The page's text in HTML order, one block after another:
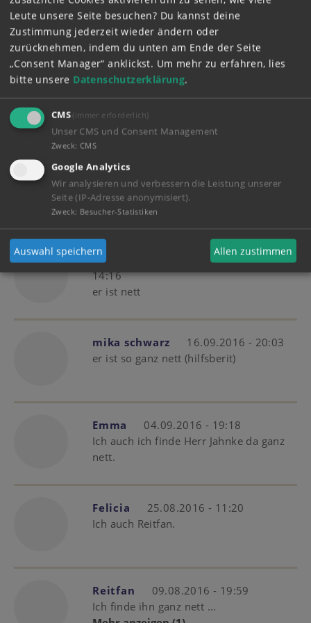
Maren123
13.11.2016 - 14:23
Ja
Ich finde ihn richtig toll und hilfsbereit
Luna33
16.10.2016 - 18:36
Ein ganz cooler Job.
mika marie schwarz
08.10.2016 -
14:16
er ist nett
mika schwarz
16.09.2016 - 20:03
er ist so ganz nett (hilfsberit)
Emma
04.09.2016 - 19:18
Ich auch ich finde Herr Jahnke da ganz
nett.
Felicia
25.08.2016 - 11:20
Ich auch Reitfan.
Reitfan
09.08.2016 - 19:59
Ich finde ihn ganz nett ...
Leute unsere Seite besuchen? Du kannst deine
Zustimmung jederzeit wieder ändern oder
zurücknehmen, indem du unten am Ende der Seite
„Consent Manager“ anklickst. Um mehr zu erfahren, lies
bitte unsere Datenschutzerklärung.
CMS (immer erforderlich)
Unser CMS und Consent Management
Zweck: CMS
Google Analytics
Wir analysieren und verbessern die Leistung unserer
Seite (IP-Adresse anonymisiert).
Zweck: Besucher-Statistiken
Auswahl speichern Allen zustimmen